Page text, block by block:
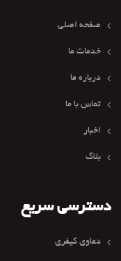
صفحه اصلی
خدمات ما
درباره ما
تماس با ما
اخبار
بلاگ
دسترسی سریع
دعاوی کیفری